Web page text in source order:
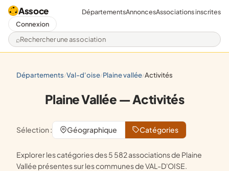
Assoce
Rechercher une association
DépartementsAnnoncesAssociations inscrites
Connexion
départements/ val-d'oise/ plaine vallée/ activités
Plaine Vallée — Activités
Sélection : Géographique Catégories
Explorer les catégories des 5 582 associations de Plaine
Vallée présentes sur les communes de VAL-D'OISE.